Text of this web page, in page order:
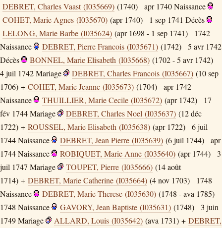
DEBRET, Charles Vaast (I035669) (1740) apr 1740Naissance
COHET, Marie Agnes (I035670) (apr 1740) 1 sep 1741 Décès
LELONG, Marie Barbe (I035624) (apr 1698 - 1 sep 1741)
1742
Naissance
DEBRET, Pierre Francois (I035671) (1742)
5 avr 1742
Décès
BONNEL, Marie Elisabeth (I035668) (1702 - 5 avr 1742)
4 juil 1742Mariage DEBRET, Charles Francois (I035667) (10 sep
1706) + COHET, Marie Jeanne (I035673) (1704)
apr 1742
Naissance
THUILLIER, Marie Cecile (I035672) (apr 1742)
17
fév 1744Mariage DEBRET, Charles Noel (I035637) (12 déc
1722) + ROUSSEL, Marie Elisabeth (I035638) (apr 1722)
6 juil
1744Naissance DEBRET, Jean Pierre (I035639) (6 juil 1744)
apr
1744Naissance ROBIQUET, Marie Anne (I035640) (apr 1744)
3
juil 1747 Mariage TOUPET, Pierre (I035666) (14 août
1714) + DEBRET, Marie Catherine (I035664) (4 nov 1703)
1748
Naissance
DEBRET, Marie Therese (I035630) (1748 - ava 1785)
1748 Naissance GAVORY, Jean Baptiste (I035631) (1748)
3 juin
1749Mariage ALLARD, Louis (I035642) (ava 1731) + DEBRET,